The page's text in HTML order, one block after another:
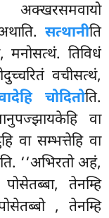
अक्खरसमवायो
सत्थानीति
मनोसत्थं. तिविधं
वचीसत्थं,
चोदितोति.
वा
वा सम्भत्तेहि वा
‘‘अभिरतो अहं,
तेनम्हि
, तेनम्हि